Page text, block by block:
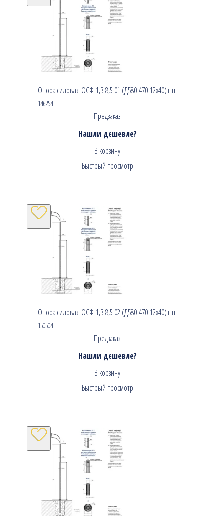
Опора силовая ОСФ-1,3-8,5-01 (Д580-470-12х40) г.ц.
146254
Предзаказ
Нашли дешевле?
В корзину
Быстрый просмотр
Опора силовая ОСФ-1,3-8,5-02 (Д580-470-12х40) г.ц.
150504
Предзаказ
Нашли дешевле?
В корзину
Быстрый просмотр